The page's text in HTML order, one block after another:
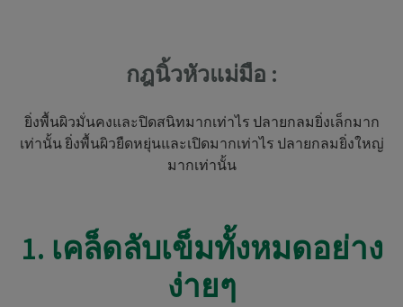
กฎนิ้วหัวแม่มือ :
ยิ่งพื้นผิวมั่นคงและปิดสนิทมากเท่าไร ปลายกลมยิ่งเล็กมาก
เท่านั้น ยิ่งพื้นผิวยืดหยุ่นและเปิดมากเท่าไร ปลายกลมยิ่งใหญ่
มากเท่านั้น
1. เคล็ดลับเข็มทั้งหมดอย่าง
ง่ายๆ